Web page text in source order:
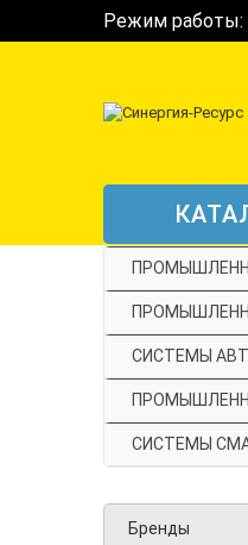
Режим работы:
СИСТЕМЫ
СИСТЕМЫ
Бренды